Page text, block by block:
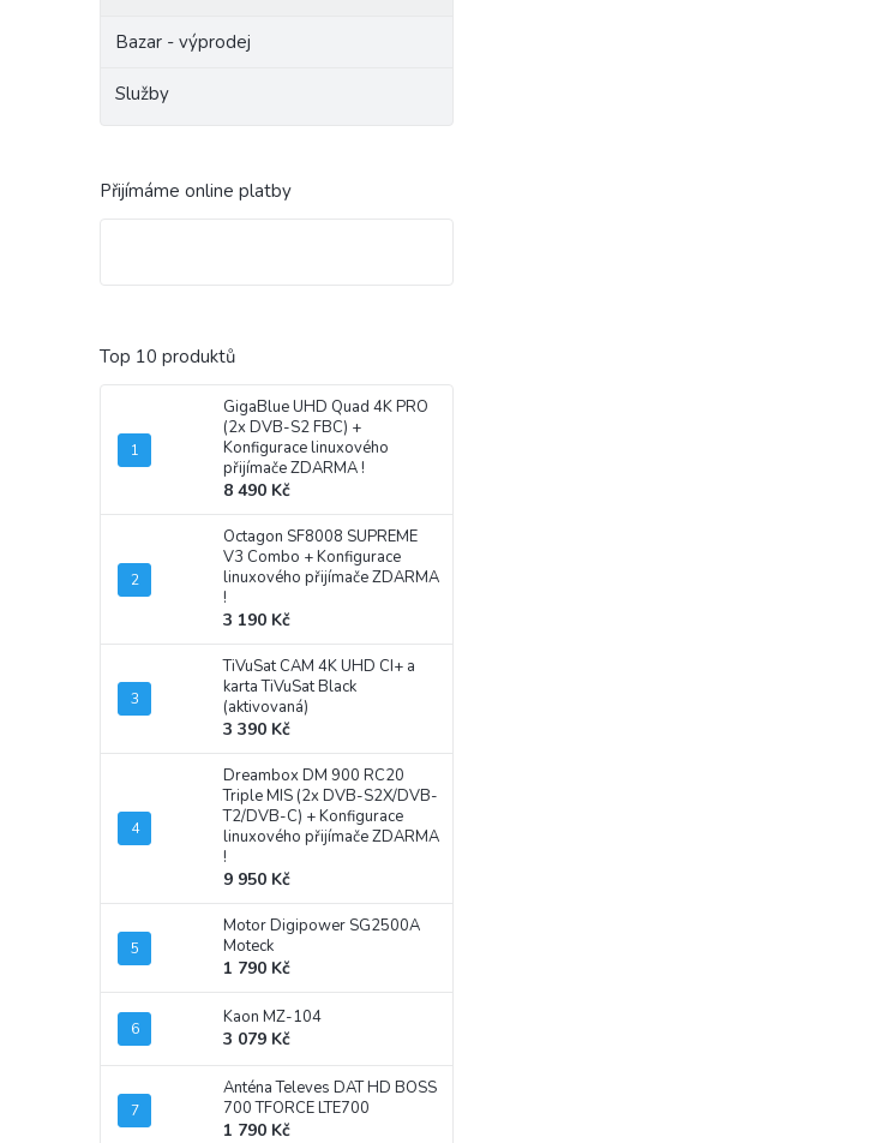
Bazar - výprodej
Služby
Přijímáme online platby
Top 10 produktů
GigaBlue UHD Quad 4K PRO
(2x DVB-S2 FBC) +
Konfigurace linuxového
přijímače ZDARMA !
8 490 Kč
Octagon SF8008 SUPREME
V3 Combo + Konfigurace
linuxového přijímače ZDARMA
!
3 190 Kč
TiVuSat CAM 4K UHD CI+ a
karta TiVuSat Black
(aktivovaná)
3 390 Kč
Dreambox DM 900 RC20
Triple MIS (2x DVB-S2X/DVB-
T2/DVB-C) + Konfigurace
linuxového přijímače ZDARMA
!
9 950 Kč
Motor Digipower SG2500A
Moteck
1 790 Kč
Kaon MZ-104
3 079 Kč
Anténa Televes DAT HD BOSS
700 TFORCE LTE700
1 790 Kč